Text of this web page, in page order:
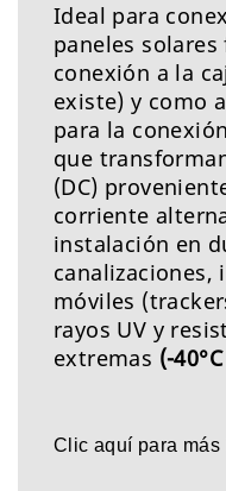
Ideal para
paneles
conexión a la
existe) y como
para la
que
(DC)
corriente
instalación en
canalizaciones,
móviles
rayos UV y
extremas (-
Clic aquí para más